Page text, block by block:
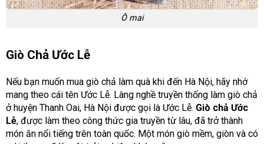
Ô mai
Giò Chả Ước Lễ
Nếu bạn muốn mua giò chả làm quà khi đến Hà Nội, hãy nhớ
mang theo cái tên Ước Lễ. Làng nghề truyền thống làm giò chả
ở huyện Thanh Oai, Hà Nội được gọi là Ước Lễ. Giò chả Ước
Lễ, được làm theo công thức gia truyền từ lâu, đã trở thành
món ăn nổi tiếng trên toàn quốc. Một món giò mềm, giòn và có